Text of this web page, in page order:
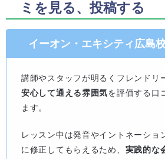
ミを見る、投稿する
イーオン・エキシティ広島
講師やスタッフが明るくフレンドリ
安心して通える雰囲気を評価する口
ます。
レッスン中は発音やイントネーショ
に修正してもらえるため、 実践的な